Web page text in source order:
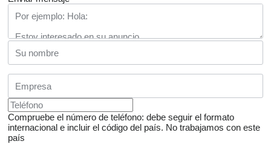
Compruebe el número de teléfono: debe seguir el formato
internacional e incluir el código del país. No trabajamos con este
país